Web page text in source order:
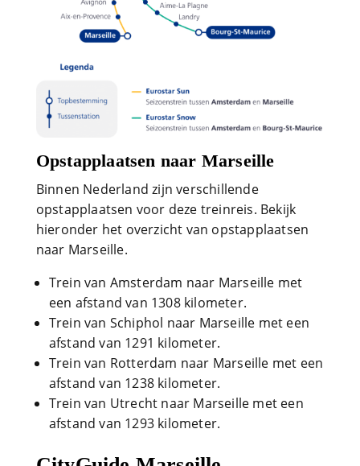
Opstapplaatsen naar Marseille
Binnen Nederland zijn verschillende
opstapplaatsen voor deze treinreis. Bekijk
hieronder het overzicht van opstapplaatsen
naar Marseille.
Trein van Amsterdam naar Marseille met
een afstand van 1308 kilometer.
Trein van Schiphol naar Marseille met een
afstand van 1291 kilometer.
Trein van Rotterdam naar Marseille met een
afstand van 1238 kilometer.
Trein van Utrecht naar Marseille met een
afstand van 1293 kilometer.